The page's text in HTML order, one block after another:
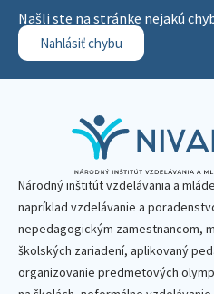
Našli ste na stránke nejakú
Nahlásiť chybu
Národný inštitút vzdelávania a
napríklad vzdelávanie a
nepedagogickým zamestnancom,
školských zariadení, aplikovaný
organizovanie predmetových